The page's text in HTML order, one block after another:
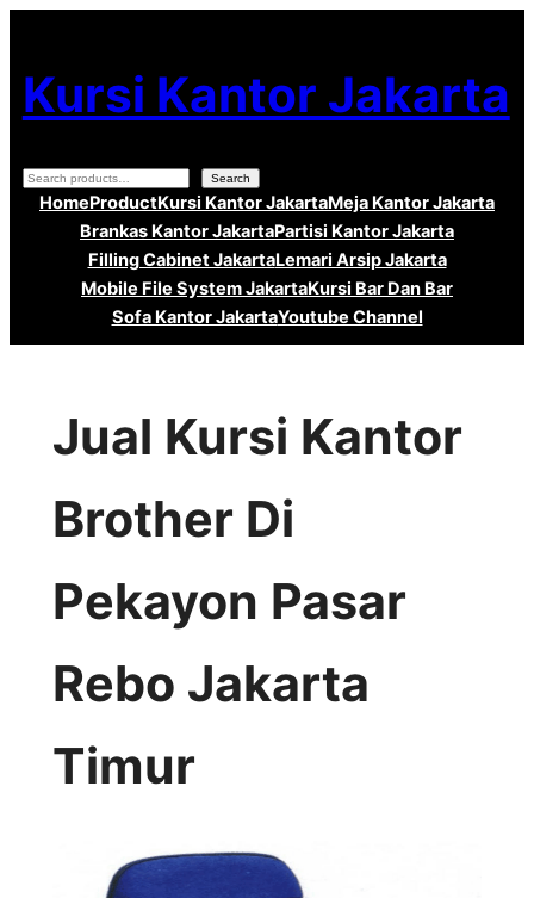
ke
konten
Kursi Kantor Jakarta
Search Search
HomeProductKursi Kantor JakartaMeja Kantor Jakarta
Brankas Kantor JakartaPartisi Kantor Jakarta
Filling Cabinet JakartaLemari Arsip Jakarta
Mobile File System JakartaKursi Bar Dan Bar
Sofa Kantor JakartaYoutube Channel
Jual Kursi Kantor
Brother Di
Pekayon Pasar
Rebo Jakarta
Timur